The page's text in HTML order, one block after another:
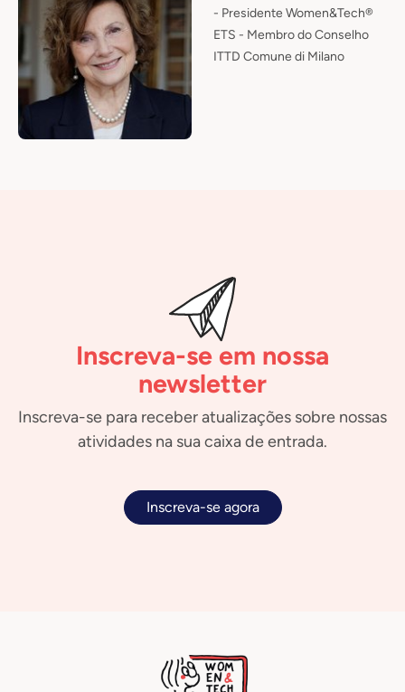
- Presidente Women&Tech®
ETS - Membro do Conselho
ITTD Comune di Milano
Inscreva-se em nossa
newsletter
Inscreva-se para receber atualizações sobre nossas
atividades na sua caixa de entrada.
Inscreva-se agora